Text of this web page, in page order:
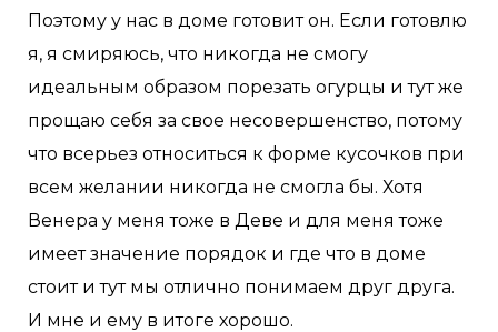
Поэтому у нас в доме готовит он. Если готовлю
я, я смиряюсь, что никогда не смогу
идеальным образом порезать огурцы и тут же
прощаю себя за свое несовершенство, потому
что всерьез относиться к форме кусочков при
всем желании никогда не смогла бы. Хотя
Венера у меня тоже в Деве и для меня тоже
имеет значение порядок и где что в доме
стоит и тут мы отлично понимаем друг друга.
И мне и ему в итоге хорошо.